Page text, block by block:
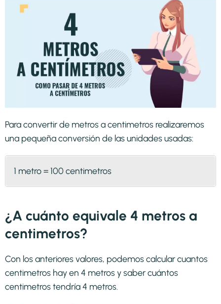
Para convertir de metros a centimetros realizaremos
una pequeña conversión de las unidades usadas:
1 metro = 100 centimetros
¿A cuánto equivale 4 metros a
centimetros?
Con los anteriores valores, podemos calcular cuantos
centimetros hay en 4 metros y saber cuántos
centimetros tendría 4 metros.